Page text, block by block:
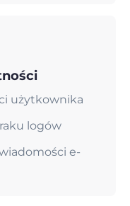
użytkownika
logów
e-